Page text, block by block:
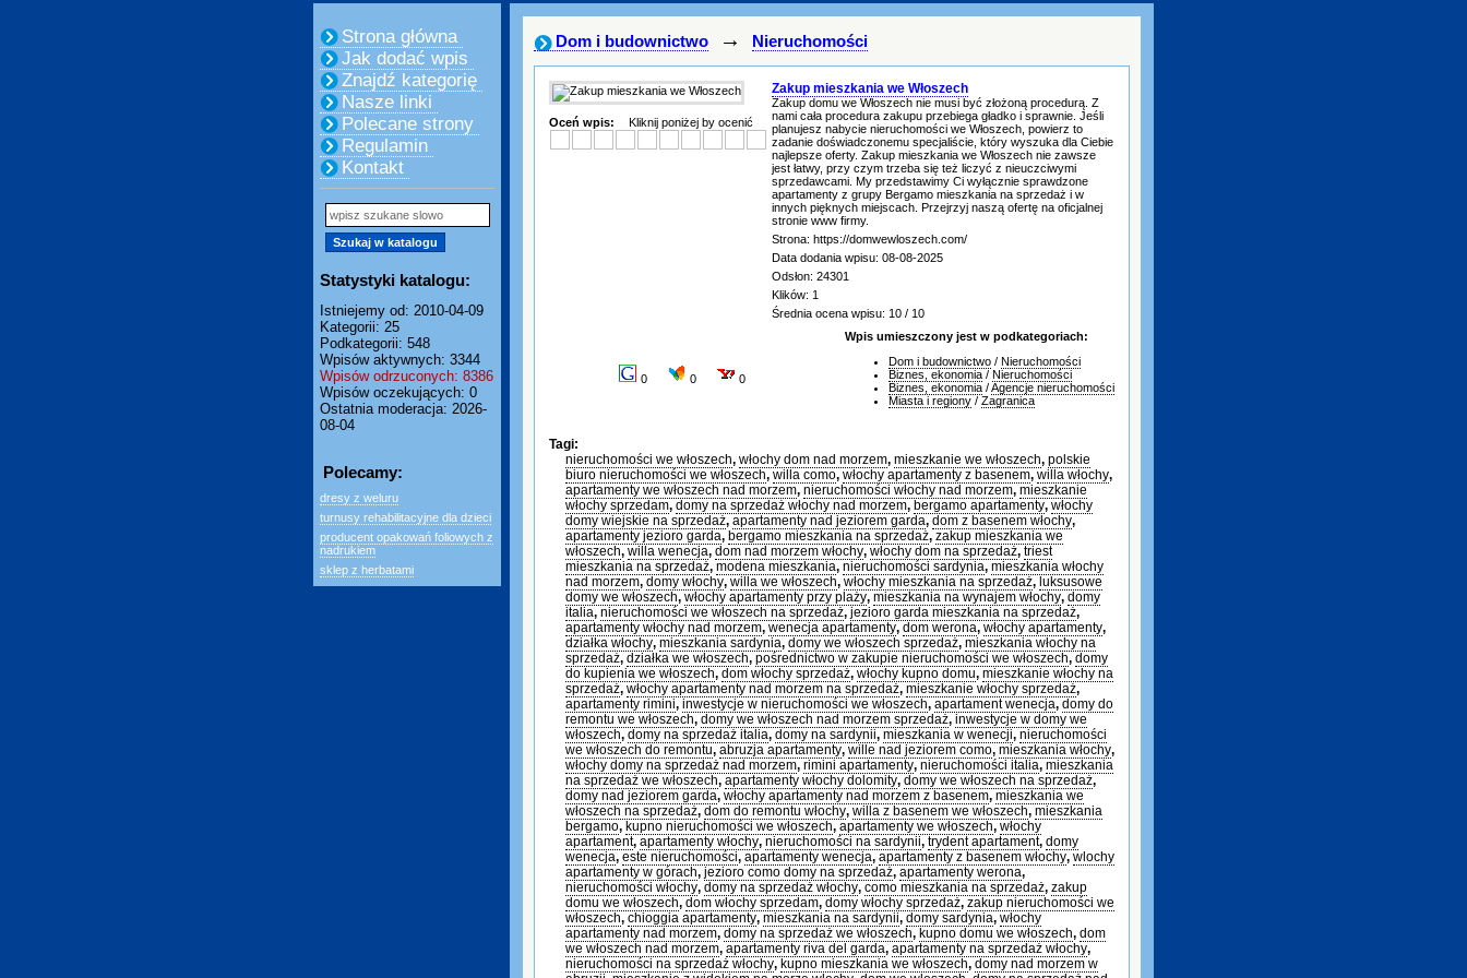
Strona główna
Jak dodać wpis
Znajdź kategorię
Nasze linki
Polecane strony
Regulamin
Kontakt
Statystyki katalogu:
Istniejemy od: 2010-04-09
Kategorii: 25
Podkategorii: 548
Wpisów aktywnych: 3344
Wpisów odrzuconych: 8386
Wpisów oczekujących: 0
Ostatnia moderacja: 2026-
08-04
Polecamy:
dresy z weluru
turnusy rehabilitacyjne dla dzieci
producent opakowań foliowych z
nadrukiem
sklep z herbatami
Dom i budownictwo → Nieruchomości
Oceń wpis: Kliknij poniżej by ocenić
Zakup mieszkania we Włoszech
Zakup domu we Włoszech nie musi być złożoną procedurą. Z
nami cała procedura zakupu przebiega gładko i sprawnie. Jeśli
planujesz nabycie nieruchomości we Włoszech, powierz to
zadanie doświadczonemu specjaliście, który wyszuka dla Ciebie
najlepsze oferty. Zakup mieszkania we Włoszech nie zawsze
jest łatwy, przy czym trzeba się też liczyć z nieuczciwymi
sprzedawcami. My przedstawimy Ci wyłącznie sprawdzone
apartamenty z grupy Bergamo mieszkania na sprzedaż i w
innych pięknych miejscach. Przejrzyj naszą ofertę na oficjalnej
stronie www firmy.
Strona: https://domwewloszech.com/
Data dodania wpisu: 08-08-2025
Odsłon: 24301
Klików: 1
Średnia ocena wpisu: 10 / 10
0 0 0
Wpis umieszczony jest w podkategoriach:
Dom i budownictwo / Nieruchomości
Biznes, ekonomia / Nieruchomości
Biznes, ekonomia /Agencje nieruchomości
Miasta i regiony / Zagranica
Tagi:
nieruchomości we włoszech, włochy dom nad morzem, mieszkanie we włoszech, polskie
biuro nieruchomości we włoszech, willa como, włochy apartamenty z basenem, willa włochy,
apartamenty we włoszech nad morzem, nieruchomości włochy nad morzem, mieszkanie
włochy sprzedam, domy na sprzedaż włochy nad morzem, bergamo apartamenty, włochy
domy wiejskie na sprzedaż, apartamenty nad jeziorem garda, dom z basenem włochy,
apartamenty jezioro garda, bergamo mieszkania na sprzedaż, zakup mieszkania we
włoszech, willa wenecja, dom nad morzem włochy, włochy dom na sprzedaż, triest
mieszkania na sprzedaż, modena mieszkania, nieruchomości sardynia, mieszkania włochy
nad morzem, domy włochy, willa we włoszech, włochy mieszkania na sprzedaż, luksusowe
domy we włoszech, włochy apartamenty przy plaży, mieszkania na wynajem włochy, domy
italia, nieruchomości we włoszech na sprzedaż, jezioro garda mieszkania na sprzedaż,
apartamenty włochy nad morzem, wenecja apartamenty, dom werona, włochy apartamenty,
działka włochy, mieszkania sardynia, domy we włoszech sprzedaż, mieszkania włochy na
sprzedaż, działka we włoszech, pośrednictwo w zakupie nieruchomości we włoszech, domy
do kupienia we włoszech, dom włochy sprzedaż, włochy kupno domu, mieszkanie włochy na
sprzedaż, włochy apartamenty nad morzem na sprzedaż, mieszkanie włochy sprzedaż,
apartamenty rimini, inwestycje w nieruchomości we włoszech, apartament wenecja, domy do
remontu we włoszech, domy we włoszech nad morzem sprzedaż, inwestycje w domy we
włoszech, domy na sprzedaż italia, domy na sardynii, mieszkania w wenecji, nieruchomości
we włoszech do remontu, abruzja apartamenty, wille nad jeziorem como, mieszkania włochy,
włochy domy na sprzedaż nad morzem, rimini apartamenty, nieruchomości italia, mieszkania
na sprzedaż we włoszech, apartamenty włochy dolomity, domy we włoszech na sprzedaż,
domy nad jeziorem garda, włochy apartamenty nad morzem z basenem, mieszkania we
włoszech na sprzedaż, dom do remontu włochy, willa z basenem we włoszech, mieszkania
bergamo, kupno nieruchomości we włoszech, apartamenty we włoszech, włochy
apartament, apartamenty włochy, nieruchomości na sardynii, trydent apartament, domy
wenecja, este nieruchomości, apartamenty wenecja, apartamenty z basenem włochy, wlochy
apartamenty w górach, jezioro como domy na sprzedaż, apartamenty werona,
nieruchomości włochy, domy na sprzedaż włochy, como mieszkania na sprzedaż, zakup
domu we włoszech, dom włochy sprzedam, domy włochy sprzedaż, zakup nieruchomości we
włoszech, chioggia apartamenty, mieszkania na sardynii, domy sardynia, włochy
apartamenty nad morzem, domy na sprzedaż we włoszech, kupno domu we włoszech, dom
we włoszech nad morzem, apartamenty riva del garda, apartamenty na sprzedaż włochy,
nieruchomości na sprzedaż włochy, kupno mieszkania we włoszech, domy nad morzem w